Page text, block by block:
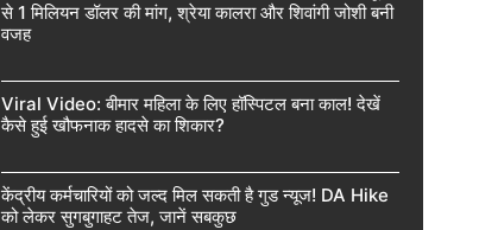
से 1 मिलियन डॉलर की मांग, श्रेया कालरा और शिवांगी जोशी बनी
वजह
Viral Video: बीमार महिला के लिए हॉस्पिटल बना काल! देखें
कैसे हुई खौफनाक हादसे का शिकार?
केंद्रीय कर्मचारियों को जल्द मिल सकती है गुड न्यूज! DA Hike
को लेकर सुगबुगाहट तेज, जानें सबकुछ